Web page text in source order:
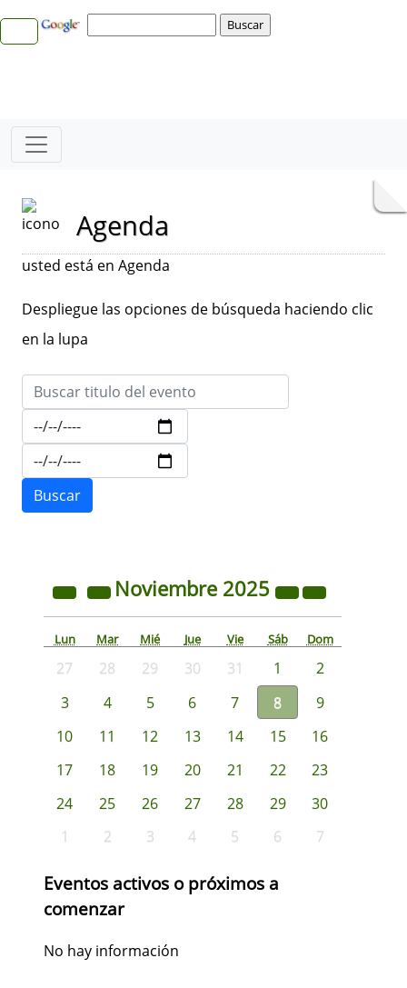
Agenda
usted está en Agenda
Despliegue las opciones de búsqueda haciendo clic
en la lupa
Noviembre 2025
Lun Mar Mié Jue Vie Sáb Dom
27 28 29 30 31 1
2
3
4 5 6 7 8
9
10
11 12 13 14 15
16
17
18 19 20 21 22
23
24
25 26 27 28 29
30
1
2 3 4 5 6 7
Eventos activos o próximos a
comenzar
No hay información